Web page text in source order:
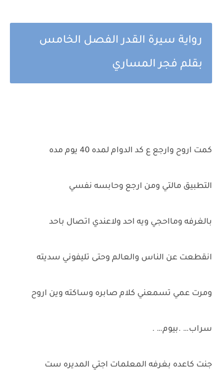
رواية سيرة القدر الفصل الخامس
بقلم فجر المساري
كمت اروح وارجع ع كد الدوام لمده 40 يوم مده
التطبيق مالتي ومن ارجع وحابسه نفسي
بالغرفه ومااحجي ويه احد ولاعندي اتصال باحد
انقطعت عن الناس والعالم وحتى تليفوني سديته
ومرت عمي تسمعني كلام صابره وساكته وين اروح
سراب… .بيوم… .
جنت كاعده بغرفه المعلمات اجتي المديره ست